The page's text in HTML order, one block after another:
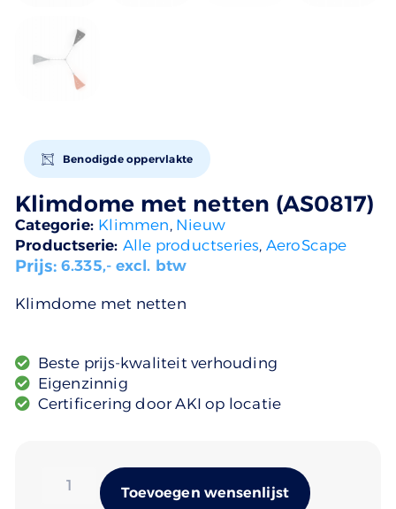
Benodigde oppervlakte
Klimdome met netten (AS0817)
Categorie: Klimmen, Nieuw
Productserie: Alle productseries, AeroScape
Prijs:6.335,- excl. btw
Klimdome met netten
Beste prijs-kwaliteit verhouding
Eigenzinnig
Certificering door AKI op locatie
Toevoegen wensenlijst